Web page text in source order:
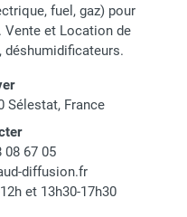
fuel, gaz) pour
Vente et Location de
Sélestat, France
08 67 05
diffusion.fr
et 13h30-17h30